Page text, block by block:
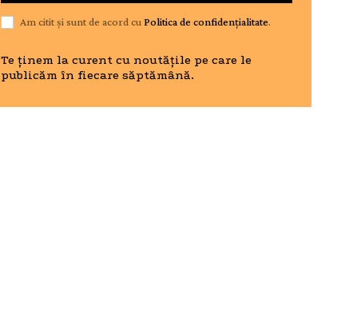
Am citit și sunt de acord cuPolitica de confidențialitate.
Te ținem la curent cu noutățile pe care le
publicăm în fiecare săptămână.